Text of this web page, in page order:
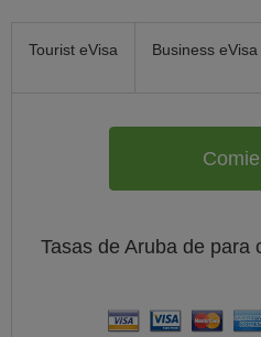
Tourist eVisa Business eVisa
Tasas de Aruba de para